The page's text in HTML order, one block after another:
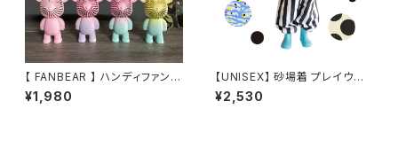
【 FANBEAR 】 ハンディファン
ポータブルファン ミニファン
携帯扇風機 ポータブル扇風
¥1,980
【UNISEX】 砂場着 プレイウェ
ア
¥2,530